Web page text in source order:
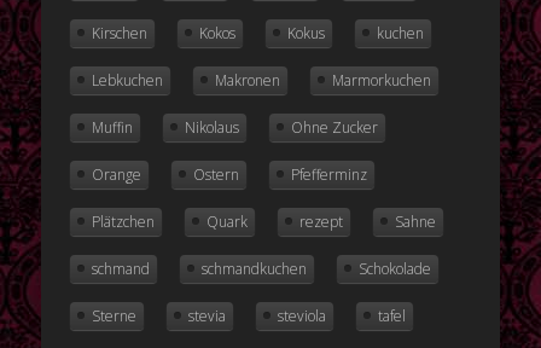
Kirschen Kokos Kokus kuchen
Lebkuchen Makronen Marmorkuchen
Muffin Nikolaus Ohne Zucker
Orange Ostern Pfefferminz
Plätzchen Quark rezept Sahne
schmand schmandkuchen Schokolade
Sterne stevia steviola tafel